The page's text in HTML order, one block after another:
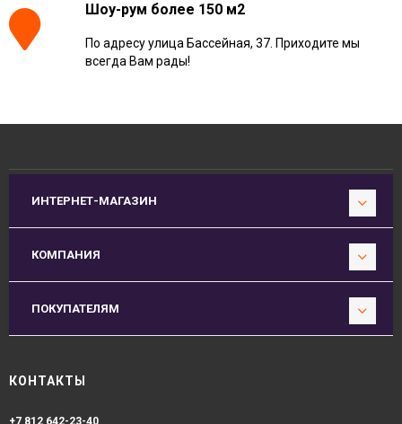
Шоу-рум более 150 м2
По адресу улица Бассейная, 37. Приходите мы
всегда Вам рады!
ИНТЕРНЕТ-МАГАЗИН
КОМПАНИЯ
ПОКУПАТЕЛЯМ
КОНТАКТЫ
+7 812 642-23-40